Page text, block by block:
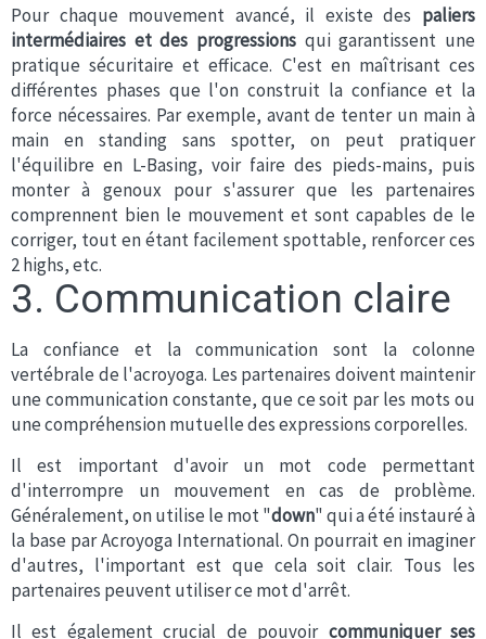
Pour chaque mouvement avancé, il existe des paliers
intermédiaires et des progressions qui garantissent une
pratique sécuritaire et efficace. C'est en maîtrisant ces
différentes phases que l'on construit la confiance et la
force nécessaires. Par exemple, avant de tenter un main à
main en standing sans spotter, on peut pratiquer
l'équilibre en L-Basing, voir faire des pieds-mains, puis
monter à genoux pour s'assurer que les partenaires
comprennent bien le mouvement et sont capables de le
corriger, tout en étant facilement spottable, renforcer ces
2 highs, etc.
3. Communication claire
La confiance et la communication sont la colonne
vertébrale de l'acroyoga. Les partenaires doivent maintenir
une communication constante, que ce soit par les mots ou
une compréhension mutuelle des expressions corporelles.
Il est important d'avoir un mot code permettant
d'interrompre un mouvement en cas de problème.
Généralement, on utilise le mot "down" qui a été instauré à
la base par Acroyoga International. On pourrait en imaginer
d'autres, l'important est que cela soit clair. Tous les
partenaires peuvent utiliser ce mot d'arrêt.
Il est également crucial de pouvoir communiquer ses